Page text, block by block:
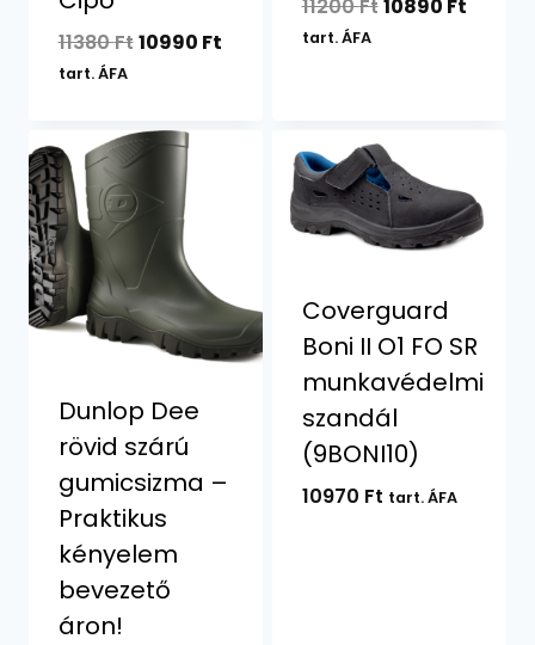
11380FtOriginal
11380 Ft.
10990 FtCurrent
tart. ÁFA
11200Ft10890 Ft
tart. ÁFA
Dunlop Dee
rövid szárú
gumicsizma –
Praktikus
kényelem
bevezető
áron!
Coverguard
Boni II O1 FO SR
munkavédelmi
szandál
(9BONI10)
10970 Ft tart. ÁFA